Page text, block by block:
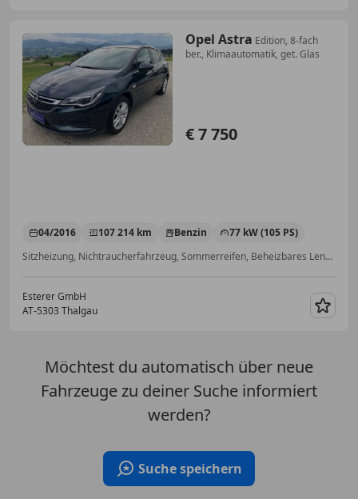
Opel Astra Edition, 8-fach
ber., Klimaautomatik, get. Glas
€ 7 750
04/2016 107 214 km Benzin
77 kW (105 PS)
Sitzheizung, Nichtraucherfahrzeug, Sommerreifen, Beheizbares Lenkrad, Freisprecheinrichtung, Isofix, Einparkhilfe Sensoren hinten, Scheckheftgepflegt
Esterer GmbH
AT-5303 Thalgau
Möchtest du automatisch über neue
Fahrzeuge zu deiner Suche informiert
werden?
Suche speichern